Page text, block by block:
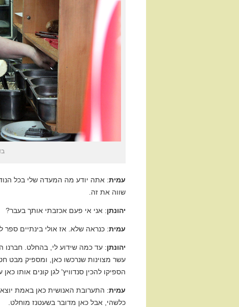
עמית: אתה יודע מה המעדה שלי בכל
שווה את זה.
יהונתן: אני אי פעם אכזבתי אותך בעבר?
עמית: כנראה שלא. אז אולי בינתיים
יהונתן: עד כמה שידוע לי, בהחלט. חברנו
עשר מצוינות שנרכשו כאן, ומספיק מבט
הספיקו להכין סנדוויץ' לגן קונים אותו
עמית: התערובת האנושית כאן באמת
כלשהי, אבל כאן מדובר בשעטנז מוחלט.